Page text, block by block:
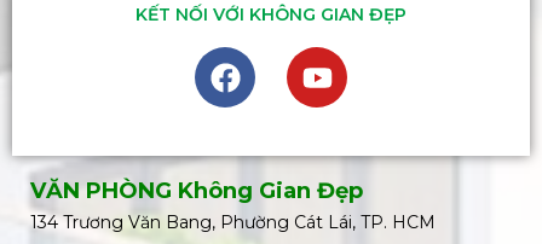
KẾT NỐI VỚI KHÔNG GIAN ĐẸP
VĂN PHÒNG Không Gian Đẹp
134 Trương Văn Bang, Phường Cát Lái, TP. HCM